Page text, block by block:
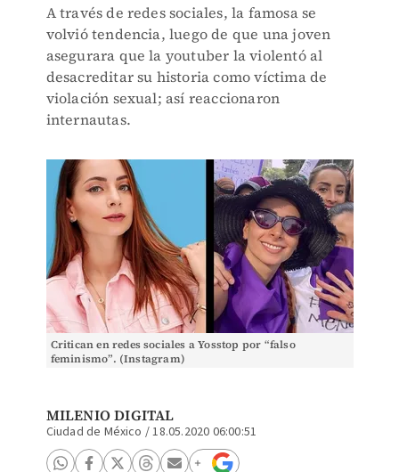
A través de redes sociales, la famosa se
volvió tendencia, luego de que una joven
asegurara que la youtuber la violentó al
desacreditar su historia como víctima de
violación sexual; así reaccionaron
internautas.
Critican en redes sociales a Yosstop por “falso
feminismo”. (Instagram)
MILENIO DIGITAL
Ciudad de México /18.05.2020 06:00:51